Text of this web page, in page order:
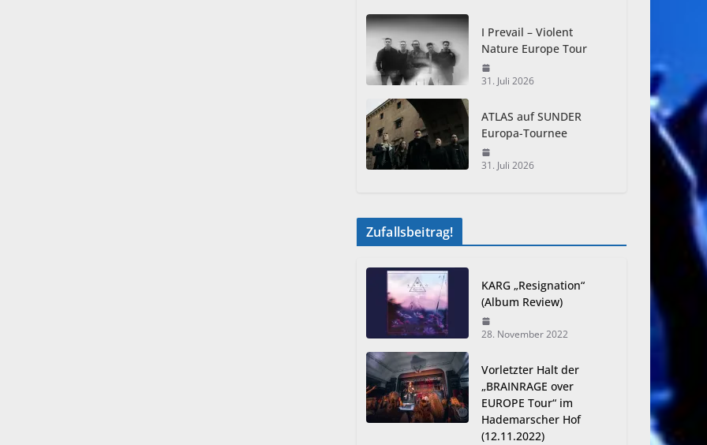
I Prevail – Violent
Nature Europe Tour
31. Juli 2026
ATLAS auf SUNDER
Europa-Tournee
31. Juli 2026
Zufallsbeitrag!
KARG „Resignation“
(Album Review)
28. November 2022
Vorletzter Halt der
„BRAINRAGE over
EUROPE Tour“ im
Hademarscher Hof
(12.11.2022)